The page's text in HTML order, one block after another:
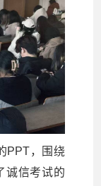
PPT，围绕
诚信考试的